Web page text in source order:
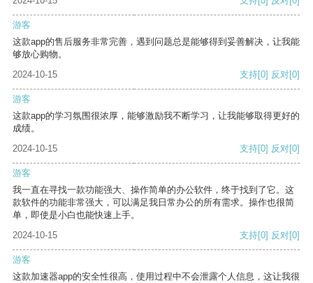
游客
这款app的售后服务非常完善，遇到问题总是能够得到妥善解决，让我能
够放心购物。
2024-10-15
支持[0] 反对[0]
游客
这款app的学习氛围很浓厚，能够激励我不断学习，让我能够取得更好的
成绩。
2024-10-15
支持[0] 反对[0]
游客
我一直在寻找一款功能强大、操作简单的办公软件，终于找到了它。这
款软件的功能非常强大，可以满足我日常办公的所有需求。操作也很简
单，即使是小白也能快速上手。
2024-10-15
支持[0] 反对[0]
游客
这款加速器app的安全性很高，使用过程中不会泄露个人信息，这让我很